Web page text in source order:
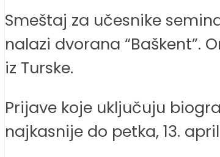
Smeštaj za učesnike
nalazi dvorana “Baškent”.
iz Turske.
Prijave koje uključuju
najkasnije do petka, 13.